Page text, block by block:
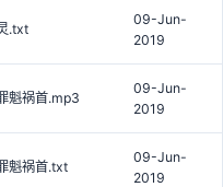
.txt
09-Jun-
2019
魁祸首.mp3
09-Jun-
2019
魁祸首.txt
09-Jun-
2019